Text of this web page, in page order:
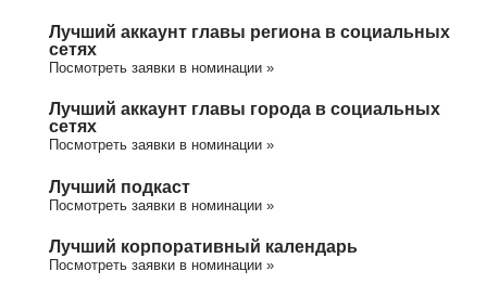
Лучший аккаунт главы региона в социальных
сетях
Посмотреть заявки в номинации »
Лучший аккаунт главы города в социальных
сетях
Посмотреть заявки в номинации »
Лучший подкаст
Посмотреть заявки в номинации »
Лучший корпоративный календарь
Посмотреть заявки в номинации »